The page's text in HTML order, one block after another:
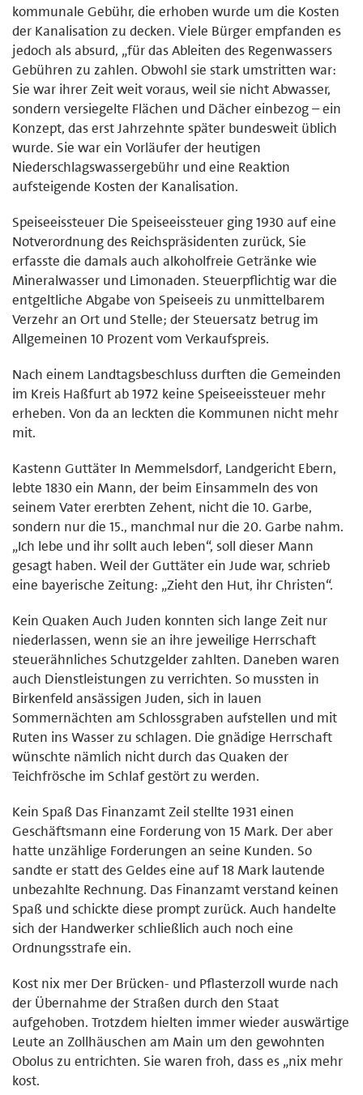
kommunale Gebühr, die erhoben wurde um die Kosten
der Kanalisation zu decken. Viele Bürger empfanden es
jedoch als absurd, „für das Ableiten des Regenwassers
Gebühren zu zahlen. Obwohl sie stark umstritten war:
Sie war ihrer Zeit weit voraus, weil sie nicht Abwasser,
sondern versiegelte Flächen und Dächer einbezog – ein
Konzept, das erst Jahrzehnte später bundesweit üblich
wurde. Sie war ein Vorläufer der heutigen
Niederschlagswassergebühr und eine Reaktion
aufsteigende Kosten der Kanalisation.
Speiseeissteuer Die Speiseeissteuer ging 1930 auf eine
Notverordnung des Reichspräsidenten zurück, Sie
erfasste die damals auch alkoholfreie Getränke wie
Mineralwasser und Limonaden. Steuerpflichtig war die
entgeltliche Abgabe von Speiseeis zu unmittelbarem
Verzehr an Ort und Stelle; der Steuersatz betrug im
Allgemeinen 10 Prozent vom Verkaufspreis.
Nach einem Landtagsbeschluss durften die Gemeinden
im Kreis Haßfurt ab 1972 keine Speiseeissteuer mehr
erheben. Von da an leckten die Kommunen nicht mehr
mit.
Kastenn Guttäter In Memmelsdorf, Landgericht Ebern,
lebte 1830 ein Mann, der beim Einsammeln des von
seinem Vater ererbten Zehent, nicht die 10. Garbe,
sondern nur die 15., manchmal nur die 20. Garbe nahm.
„Ich lebe und ihr sollt auch leben“, soll dieser Mann
gesagt haben. Weil der Guttäter ein Jude war, schrieb
eine bayerische Zeitung: „Zieht den Hut, ihr Christen“.
Kein Quaken Auch Juden konnten sich lange Zeit nur
niederlassen, wenn sie an ihre jeweilige Herrschaft
steuerähnliches Schutzgelder zahlten. Daneben waren
auch Dienstleistungen zu verrichten. So mussten in
Birkenfeld ansässigen Juden, sich in lauen
Sommernächten am Schlossgraben aufstellen und mit
Ruten ins Wasser zu schlagen. Die gnädige Herrschaft
wünschte nämlich nicht durch das Quaken der
Teichfrösche im Schlaf gestört zu werden.
Kein Spaß Das Finanzamt Zeil stellte 1931 einen
Geschäftsmann eine Forderung von 15 Mark. Der aber
hatte unzählige Forderungen an seine Kunden. So
sandte er statt des Geldes eine auf 18 Mark lautende
unbezahlte Rechnung. Das Finanzamt verstand keinen
Spaß und schickte diese prompt zurück. Auch handelte
sich der Handwerker schließlich auch noch eine
Ordnungsstrafe ein.
Kost nix mer Der Brücken- und Pflasterzoll wurde nach
der Übernahme der Straßen durch den Staat
aufgehoben. Trotzdem hielten immer wieder auswärtige
Leute an Zollhäuschen am Main um den gewohnten
Obolus zu entrichten. Sie waren froh, dass es „nix mehr
kost.